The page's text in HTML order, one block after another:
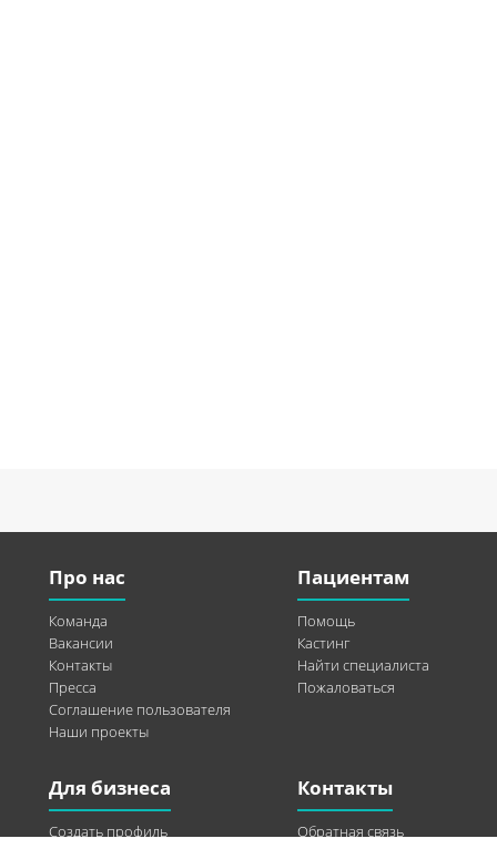
Про нас
Команда
Вакансии
Контакты
Пресса
Соглашение пользователя
Наши проекты
Пациентам
Помощь
Кастинг
Найти специалиста
Пожаловаться
Для бизнеса
Создать профиль
Контакты
Обратная связь